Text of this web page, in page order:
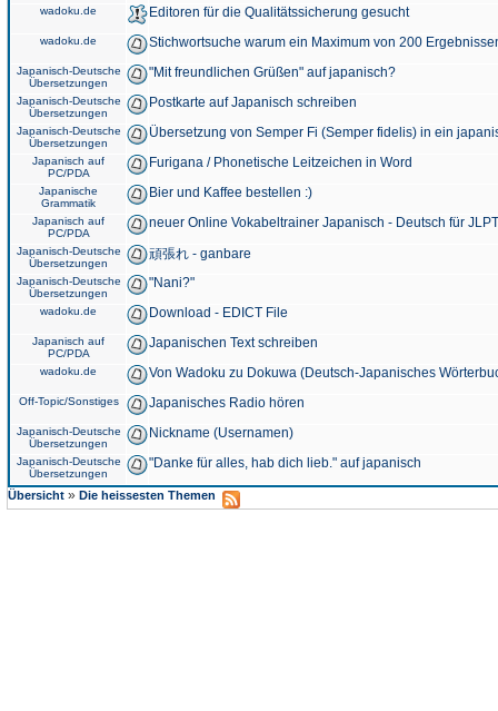
wadoku.de Editoren für die Qualitätssicherung gesucht
wadoku.de Stichwortsuche warum ein Maximum von 200
Japanisch-Deutsche
Übersetzungen
"Mit freundlichen Grüßen" auf japanisch?
Japanisch-Deutsche
Übersetzungen
Postkarte auf Japanisch schreiben
Japanisch-Deutsche
Übersetzungen
Übersetzung von Semper Fi (Semper fidelis) in ein
Japanisch auf
PC/PDA
Furigana / Phonetische Leitzeichen in Word
Japanische
Grammatik
Bier und Kaffee bestellen :)
Japanisch auf
PC/PDA
neuer Online Vokabeltrainer Japanisch - Deutsch für
Japanisch-Deutsche
Übersetzungen
頑張れ - ganbare
Japanisch-Deutsche
Übersetzungen
"Nani?"
wadoku.de Download - EDICT File
Japanisch auf
PC/PDA
Japanischen Text schreiben
wadoku.de Von Wadoku zu Dokuwa (Deutsch-Japanisches
Off-Topic/Sonstiges Japanisches Radio hören
Japanisch-Deutsche
Übersetzungen
Nickname (Usernamen)
Japanisch-Deutsche
Übersetzungen
"Danke für alles, hab dich lieb." auf japanisch
Übersicht » Die heissesten Themen